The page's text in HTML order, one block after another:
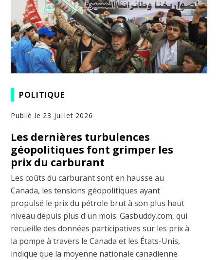
POLITIQUE
Publié le 23 juillet 2026
Les dernières turbulences
géopolitiques font grimper les
prix du carburant
Les coûts du carburant sont en hausse au
Canada, les tensions géopolitiques ayant
propulsé le prix du pétrole brut à son plus haut
niveau depuis plus d'un mois. Gasbuddy.com, qui
recueille des données participatives sur les prix à
la pompe à travers le Canada et les États-Unis,
indique que la moyenne nationale canadienne